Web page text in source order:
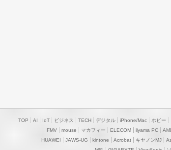
TOP AI IoT ビジネス TECH デジタル iPhone/Mac ホビー
FMV
mouse マカフィー ELECOM iiyama PC
HUAWEI
JAWS-UG kintone Acrobat キヤノンMJ